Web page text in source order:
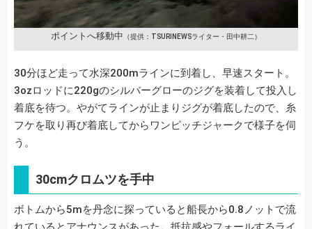
ポイントへ移動中 （提供：TSURINEWSライター・田中耕二）
30分ほど走って水深200mラインに到着し、早速スタート。
3ozロッドに220gのシルバーグローのジグを装着して投入し
着底を待つ。やがてラインが止まりジグが着底したので、糸
フケを取り再び着底してからワンピッチジャークで様子を伺
う。
30cmクロムツを手中
ボトムから5mを丹念に探っていると船長から0.8ノットで流